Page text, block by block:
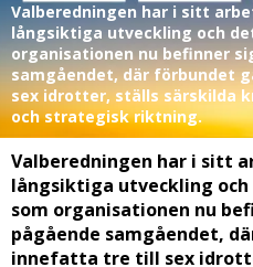
Valberedningen har i sitt
långsiktiga utveckling och
organisationen nu befinner
samgåendet, där förbundet
sex idrotter, ställs särskilda
och strategisk riktning.
Valberedningen har i sitt
långsiktiga utveckling
som organisationen nu
pågående samgåendet,
innefatta tre till sex